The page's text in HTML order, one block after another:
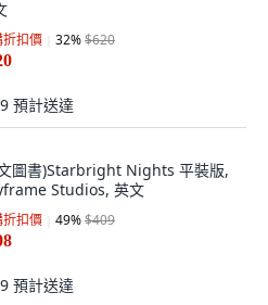
折扣價 32%$620
預計送達
圖書)Starbright Nights 平裝版,
Studios, 英文
折扣價 49%$409
預計送達